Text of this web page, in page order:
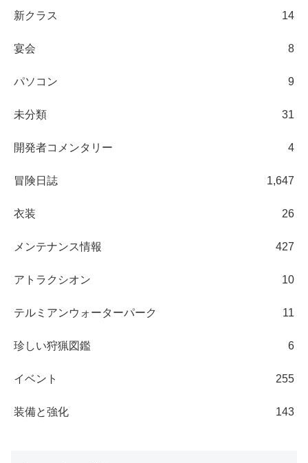
新クラス 14
宴会 8
パソコン 9
未分類 31
開発者コメンタリー 4
冒険日誌 1,647
衣装 26
メンテナンス情報 427
アトラクシオン 10
テルミアンウォーターパーク 11
珍しい狩猟図鑑 6
イベント 255
装備と強化 143